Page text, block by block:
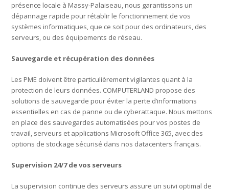
présence locale à Massy-Palaiseau, nous garantissons un
dépannage rapide pour rétablir le fonctionnement de vos
systèmes informatiques, que ce soit pour des ordinateurs, des
serveurs, ou des équipements de réseau.
Sauvegarde et récupération des données
Les PME doivent être particulièrement vigilantes quant à la
protection de leurs données. COMPUTERLAND propose des
solutions de sauvegarde pour éviter la perte d’informations
essentielles en cas de panne ou de cyberattaque. Nous mettons
en place des sauvegardes automatisées pour vos postes de
travail, serveurs et applications Microsoft Office 365, avec des
options de stockage sécurisé dans nos datacenters français.
Supervision 24/7 de vos serveurs
La supervision continue des serveurs assure un suivi optimal de